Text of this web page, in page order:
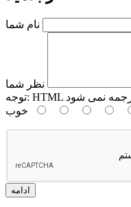
نام شما
نظر شما
توجه:
خوب
ادامه